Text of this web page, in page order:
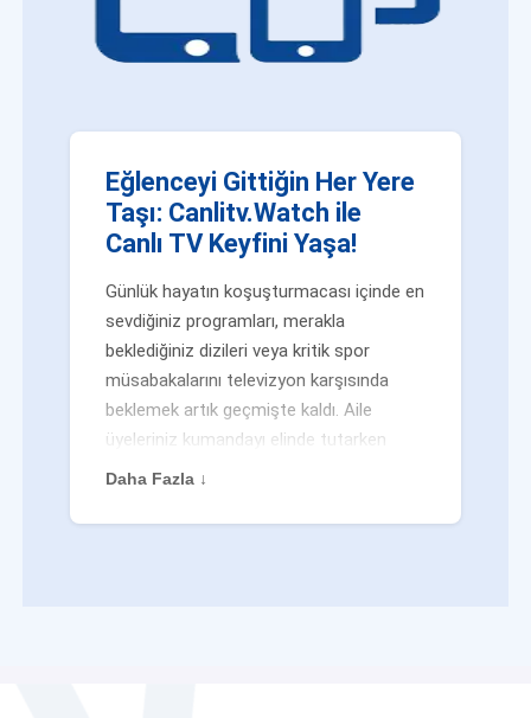
Eğlenceyi Gittiğin Her Yere
Taşı: Canlitv.Watch ile
Canlı TV Keyfini Yaşa!
Günlük hayatın koşuşturmacası içinde en
sevdiğiniz programları, merakla
beklediğiniz dizileri veya kritik spor
müsabakalarını televizyon karşısında
beklemek artık geçmişte kaldı. Aile
üyeleriniz kumandayı elinde tutarken
veya siz evden uzaktayken bile
değilsiniz. Geleneksel yayıncılığın
Daha Fazla ↓